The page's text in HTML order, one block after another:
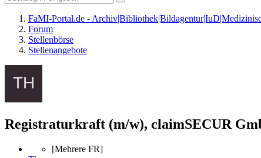
FaMI-Portal.de -
Forum
Stellenbörse
Stellenangebote
Registraturkraft (m/w), claimSECUR
[Mehrere FR]